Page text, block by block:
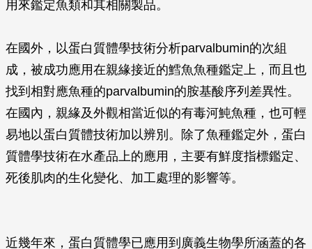
用來鑑定魚類和其相關製品。
在國外，以蛋白質體學技術分析parvalbumin的次組
成，被成功應用在親緣接近的鱈魚魚種鑑定上，而且也
找到相對應魚種的parvalbumin的胺基酸序列差異性。
在國內，親緣及外觀相當近似的有毒河魨魚種，也可輕
易地以蛋白質體技術加以辨別。除了魚種鑑定外，蛋白
質體學技術在水產品上的應用，主要有鮮度指標鑑定、
死後肌肉的生化變化、加工處理的影響等。
近幾年來，蛋白質體學已應用到廣義生物學所涵蓋的各